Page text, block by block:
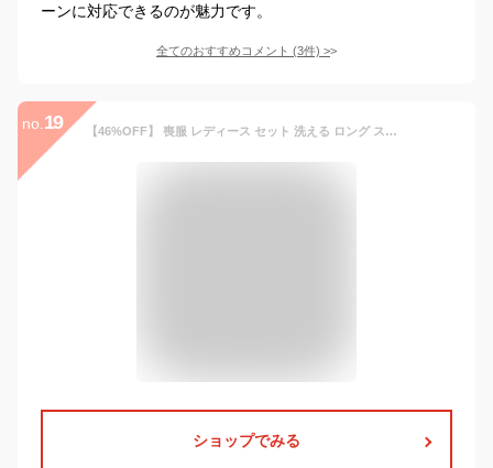
ーンに対応できるのが魅力です。
全てのおすすめコメント (3件) >
no. 19 【46%OFF】 喪服 レディース セット 洗える ロング スーツ 2点セット ワンピーススーツ 冠婚葬祭 法事 礼服 ブラックフォーマル 葬式 大きいサイズ 小さいサイズ 20代 30代 40代 50代 春 夏 秋 冬 お盆 試着チケット対象 [i]
ショップでみる